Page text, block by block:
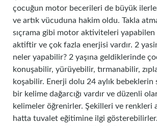
çocuğun motor becerileri de büyük
ve artık vücuduna hakim oldu. Takla
sıçrama gibi motor aktiviteleri
aktiftir ve çok fazla enerjisi vardır. 2
neler yapabilir? 2 yaşına geldiklerinde
konuşabilir, yürüyebilir, tırmanabilir,
koşabilir. Enerji dolu 24 aylık bebeklerin
bir kelime dağarcığı vardır ve düzenli
kelimeler öğrenirler. Şekilleri ve renkleri
hatta tuvalet eğitimine ilgi